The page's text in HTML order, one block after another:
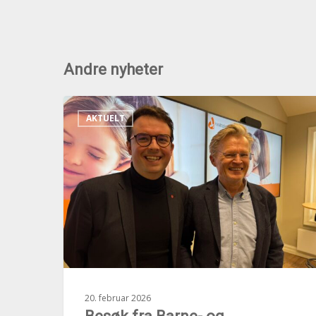
Andre nyheter
AKTUELT
Besøk
fra
Barne-
og
familiekomiteen
til
Haraldsplass
Serio
20. februar 2026